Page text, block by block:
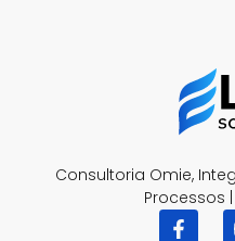
Consultoria Omie,
Processos